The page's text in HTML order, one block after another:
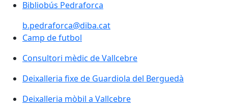
Bibliobús Pedraforca
Bibliobús Pedraforca
b.pedraforca@diba.cat
Camp de futbol
Consultori mèdic de Vallcebre
Consultori mèdic de Vallcebre
Deixalleria fixe de Guardiola del Berguedà
Deixalleria mòbil a Vallcebre
Deixalleria mòbil a Vallcebre